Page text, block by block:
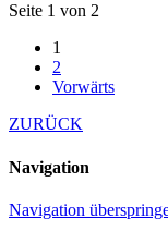
Seite 1 von 2
1
2
Vorwärts
ZURÜCK
Navigation
Navigation